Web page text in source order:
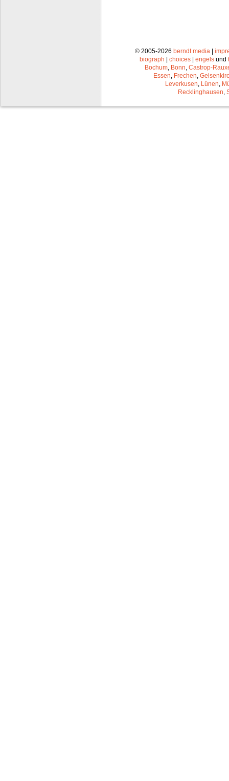
© 2005-2026 berndt media |
biograph | choices | engels und
Bochum Bonn Castrop-
Essen Frechen
Leverkusen Lünen
Recklinghausen